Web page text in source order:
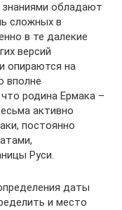
обладают
сложных в
в те далекие
версий
опираются на
вполне
родина Ермака –
активно
постоянно
Руси.
даты
и место